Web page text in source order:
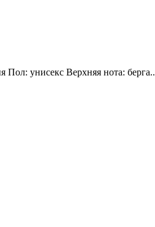
Пол: унисекс Верхняя нота: берга..